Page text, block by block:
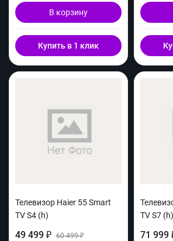
В корзину
Купить в 1 клик
Телевизор Haier 55 Smart
TV S4 (h)
49 499 ₽ 60 499₽
TV S7 (h)
71 999